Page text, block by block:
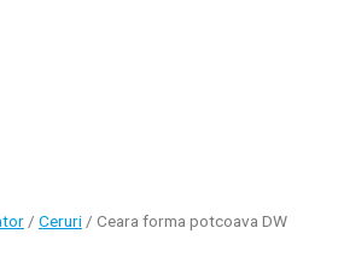
/ Ceruri / Ceara forma potcoava DW